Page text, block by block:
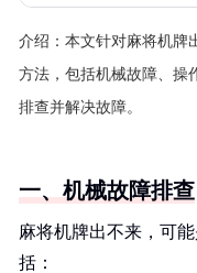
介绍： 本文针对麻将机牌
方法，包括机械故障、操
排查并解决故障。
一、机械故障排查
麻将机牌出不来，可
括：